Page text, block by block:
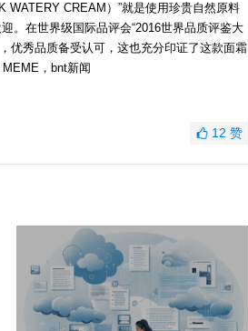
WATERY CREAM）”就是使用珍贵自然原料
。在世界级国际品评会“2016世界品质评鉴大
优秀品质备受认可，这也充分印证了这款面霜
，bnt新闻
12 赞